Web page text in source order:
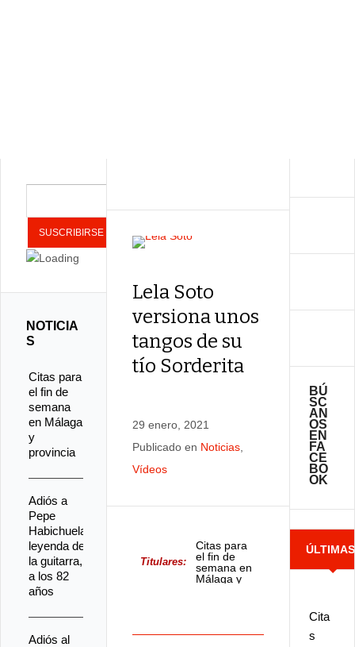
Lela Soto
versiona unos
tangos de su
tío Sorderita
29 enero, 2021
Publicado en Noticias
Vídeos
Titulares:
Citas para
el fin de
semana en
Málaga y
BÚ
SC
AN
OS
EN
FA
CE
BO
OK
ÚLTIMAS
Cita
s
NOTICIA
S
Citas para
el fin de
semana
en Málaga
y
provincia
Adiós a
Pepe
Habichuela,
leyenda de
la guitarra,
a los 82
años
Adiós al